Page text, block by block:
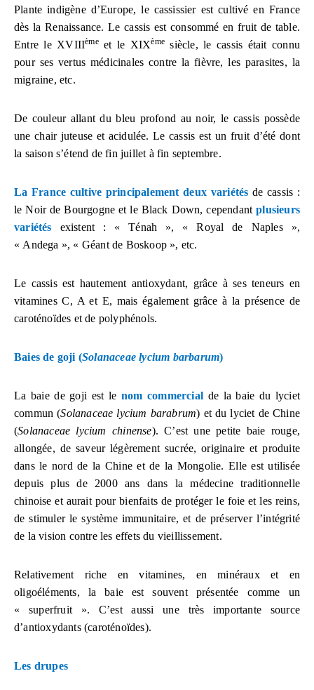
Plante indigène d’Europe, le cassissier est cultivé en France
dès la Renaissance. Le cassis est consommé en fruit de table.
Entre le XVIIIèmeet le XIXème siècle, le cassis était connu
pour ses vertus médicinales contre la fièvre, les parasites, la
migraine, etc.
De couleur allant du bleu profond au noir, le cassis possède
une chair juteuse et acidulée. Le cassis est un fruit d’été dont
la saison s’étend de fin juillet à fin septembre.
La France cultive principalement deux variétés de cassis :
le Noir de Bourgogne et le Black Down, cependant plusieurs
variétés
existent : « Ténah », « Royal de Naples »,
« Andega », « Géant de Boskoop », etc.
Le cassis est hautement antioxydant, grâce à ses teneurs en
vitamines C, A et E, mais également grâce à la présence de
caroténoïdes et de polyphénols.
Baies de goji (Solanaceae lycium barbarum)
La baie de goji est le nom commercial de la baie du lyciet
commun (Solanaceae lycium barabrum) et du lyciet de Chine
(Solanaceae lycium chinense). C’est une petite baie rouge,
allongée, de saveur légèrement sucrée, originaire et produite
dans le nord de la Chine et de la Mongolie. Elle est utilisée
depuis plus de 2000 ans dans la médecine traditionnelle
chinoise et aurait pour bienfaits de protéger le foie et les reins,
de stimuler le système immunitaire, et de préserver l’intégrité
de la vision contre les effets du vieillissement.
Relativement riche en vitamines, en minéraux et en
oligoéléments, la baie est souvent présentée comme un
« superfruit ». C’est aussi une très importante source
d’antioxydants (caroténoïdes).
Les drupes